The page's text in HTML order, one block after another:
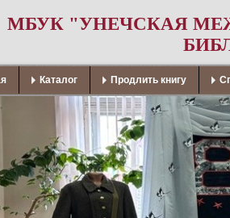
МБУК "УНЕЧСКАЯ
Каталог Продлить книгу